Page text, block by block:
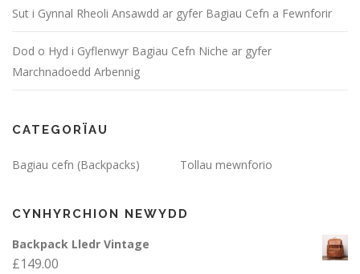
Sut i Gynnal Rheoli Ansawdd ar gyfer Bagiau Cefn a Fewnforir
Dod o Hyd i Gyflenwyr Bagiau Cefn Niche ar gyfer
Marchnadoedd Arbennig
CATEGORÏAU
Bagiau cefn (Backpacks) Tollau mewnforio
CYNHYRCHION NEWYDD
Backpack Lledr Vintage
£149.00